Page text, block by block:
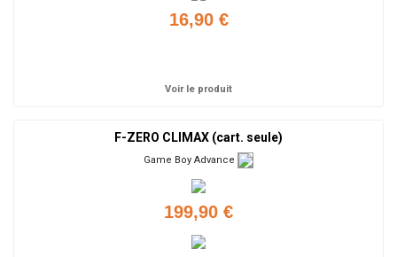
16,90 €
Voir le produit
F-ZERO CLIMAX (cart. seule)
Game Boy Advance
199,90 €